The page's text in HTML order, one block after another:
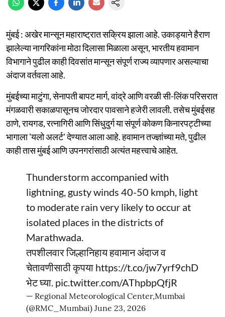
मुंबई : अखेर मान्सून महाराष्ट्रात सक्रिय झाला आहे. उकाड्याने हैराण
झालेल्या नागरिकांना मोठा दिलासा मिळाला असून, भारतीय हवामान
विभागाने पुढील काही दिवसांत मान्सून संपूर्ण राज्य व्यापणार असल्याचा
अंदाज वर्तवला आहे.
मुंबईच्या माटुंगा, सेनापती बापट मार्ग, वांद्रे आणि वरळी सी-लिंक परिसरात
मंगळवारी सकाळपासूनच जोरदार पावसाने हजेरी लावली. तसेच मुंबईसह
ठाणे, रायगड, रत्नागिरी आणि सिंधुदुर्ग या संपूर्ण कोकण किनारपट्टीच्या
भागाला 'यलो अलर्ट' देण्यात आला आहे. हवामान तज्ज्ञांच्या मते, पुढील
काही तास मुंबई आणि उपनगरांसाठी अत्यंत महत्त्वाचे आहेत.
Thunderstorm accompanied with
lightning, gusty winds 40-50 kmph, light
to moderate rain very likely to occur at
isolated places in the districts of
Marathwada.
तपशीलवार जिल्हानिहाय हवामान अंदाज व
चेतावणीसाठी कृपया https://t.co/jw7yrf9chD
भेट घ्या. pic.twitter.com/AThpbpQfjR
— Regional Meteorological Center,Mumbai
(@RMC_Mumbai) June 23, 2026